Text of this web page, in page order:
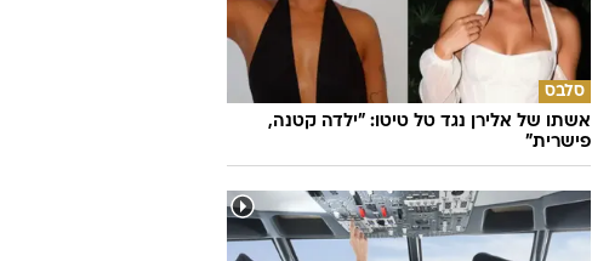
סלבס
אשתו של אלירן נגד טל טיטו: "ילדה קטנה,
פישרית"